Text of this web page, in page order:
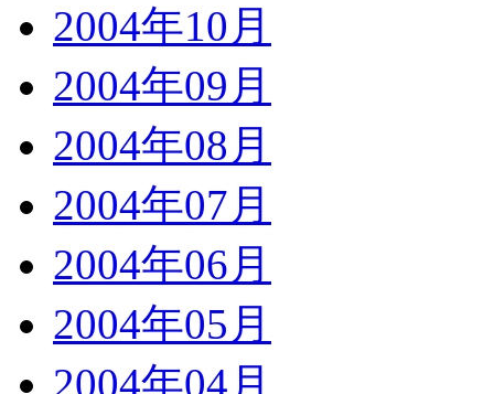
2004年10月
2004年09月
2004年08月
2004年07月
2004年06月
2004年05月
2004年04月